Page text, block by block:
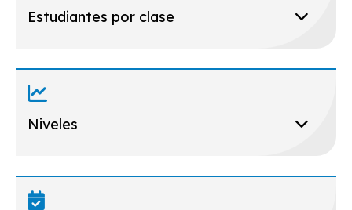
Estudiantes por clase
Niveles